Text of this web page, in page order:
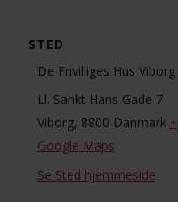
STED
De Frivilliges Hus Viborg
Ll. Sankt Hans Gade 7
Viborg, 8800 Danmark +
Google Maps
Se Sted hjemmeside